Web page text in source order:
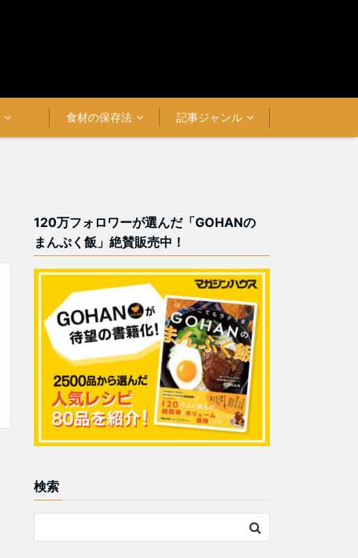
食材の保存法 記事ジャンル
120万フォロワーが選んだ「GOHANの
まんぷく飯」絶賛販売中！
検索